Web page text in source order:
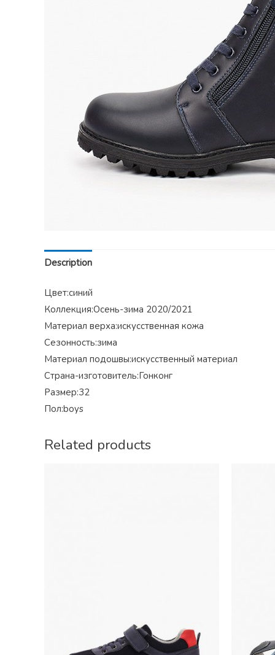
Description
Цвет:синий
Коллекция:Осень-зима 2020/2021
Материал верха:искусственная кожа
Сезонность:зима
Материал подошвы:искусственный материал
Страна-изготовитель:Гонконг
Размер:32
Пол:boys
Related products